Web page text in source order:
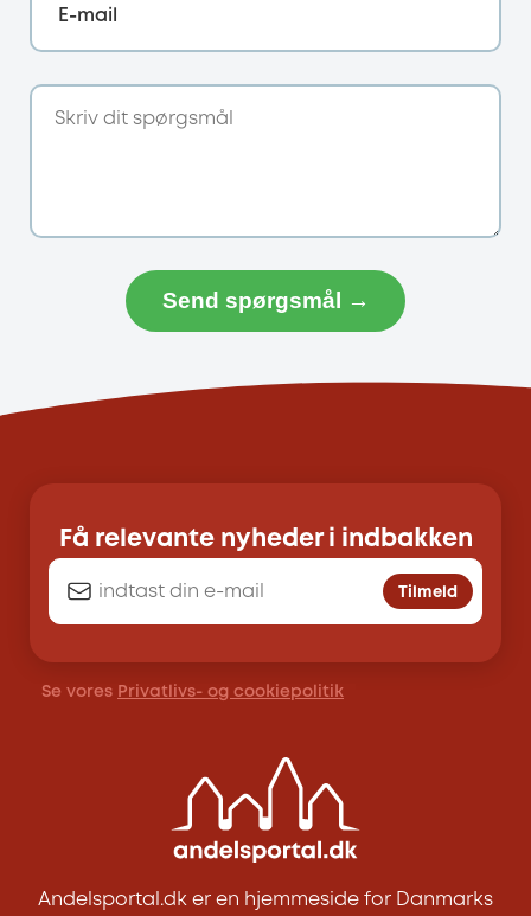
E-mail
Send spørgsmål →
Få relevante nyheder i indbakken
Tilmeld
Se vores Privatlivs- og cookiepolitik
Andelsportal.dk er en hjemmeside for Danmarks